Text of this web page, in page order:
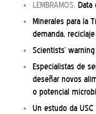
LEMBRAMOS.
Minerales para la
demanda,
Scientists’
Especialistas de
deseñar novos
o potencial
Un estudo da